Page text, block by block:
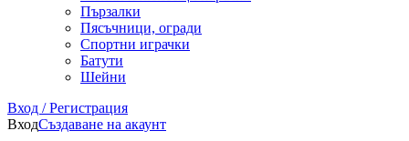
Пързалки
Пясъчници, огради
Спортни играчки
Батути
Шейни
Вход / Регистрация
ВходСъздаване на акаунт